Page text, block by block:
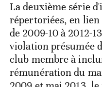
La deuxième série
répertoriées, en lien
de 2009-10 à 2012-
violation présumée
club membre à
rémunération du